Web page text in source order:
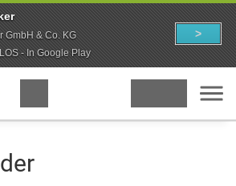
GmbH & Co. KG
- In Google Play
>